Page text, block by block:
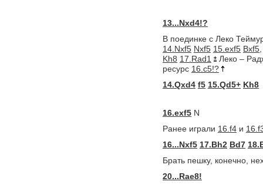
13...Nxd4!?
В поединке с Леко
14.Nxf5 Nxf5 15.exf5 Bxf5,
Kh8 17.Rad1
Леко –
ресурс 16.c5!?
14.Qxd4 f5 15.Qd5+ Kh8
16.exf5 N
Ранее играли 16.f4 и
16...Nxf5 17.Bh2 Bd7
Брать пешку, конечно,
20...Rae8!